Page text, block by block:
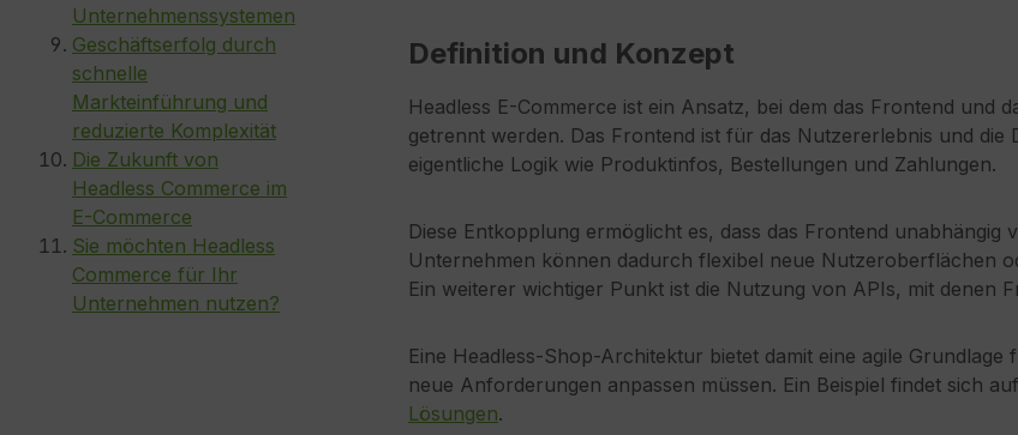
Unternehmenssystemen
Geschäftserfolg durch
schnelle
Markteinführung und
reduzierte Komplexität
Die Zukunft von
Headless Commerce im
E-Commerce
Sie möchten Headless
Commerce für Ihr
Unternehmen nutzen?
Definition und Konzept
Headless E-Commerce ist ein Ansatz, bei dem das Frontend und
getrennt werden. Das Frontend ist für das Nutzererlebnis und
eigentliche Logik wie Produktinfos, Bestellungen und Zahlungen.
Diese Entkopplung ermöglicht es, dass das Frontend
Unternehmen können dadurch flexibel neue Nutzeroberflächen
Ein weiterer wichtiger Punkt ist die Nutzung von APIs, mit denen
Eine Headless-Shop-Architektur bietet damit eine agile
neue Anforderungen anpassen müssen. Ein Beispiel findet sich
Lösungen.